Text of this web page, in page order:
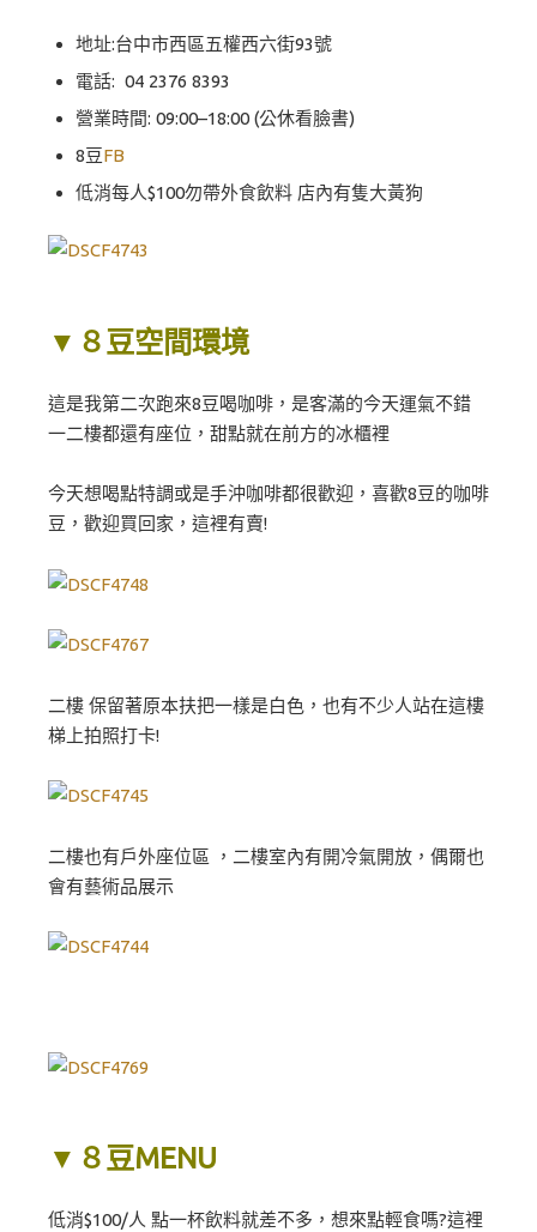
地址:台中市西區五權西六街93號
電話: 04 2376 8393
營業時間: 09:00–18:00 (公休看臉書)
8豆FB
低消每人$100勿帶外食飲料 店內有隻大黃狗
▼８豆空間環境
這是我第二次跑來8豆喝咖啡，是客滿的今天運氣不錯
一二樓都還有座位，甜點就在前方的冰櫃裡
今天想喝點特調或是手沖咖啡都很歡迎，喜歡8豆的咖啡
豆，歡迎買回家，這裡有賣!
二樓 保留著原本扶把一樣是白色，也有不少人站在這樓
梯上拍照打卡!
二樓也有戶外座位區 ，二樓室內有開冷氣開放，偶爾也
會有藝術品展示
▼８豆MENU
低消$100/人 點一杯飲料就差不多，想來點輕食嗎?這裡